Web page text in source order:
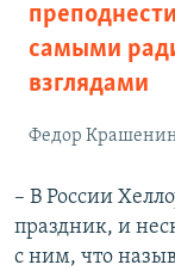
самыми
взглядами
Федор
– В России
праздник, и
с ним, что